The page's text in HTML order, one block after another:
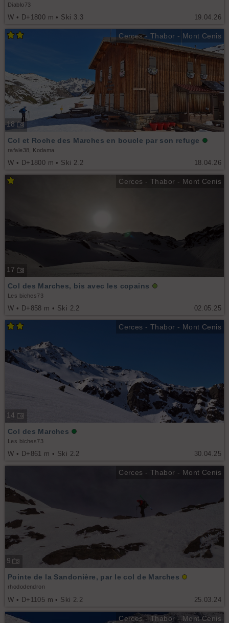
19.04.26
Diablo73
W • D+1800 m • Ski 3.3
Cerces - Thabor - Mont Cenis
18
18.04.26
Col et Roche des Marches en boucle par son refuge
rafale38, Kodama
W • D+1800 m • Ski 2.2
Cerces - Thabor - Mont Cenis
17
02.05.25
Col des Marches, bis avec les copains
Les biches73
W • D+858 m • Ski 2.2
Cerces - Thabor - Mont Cenis
14
30.04.25
Col des Marches
Les biches73
W • D+861 m • Ski 2.2
Cerces - Thabor - Mont Cenis
9
25.03.24
Pointe de la Sandonière, par le col de Marches
rhododendron
W • D+1105 m • Ski 2.2
Cerces - Thabor - Mont Cenis